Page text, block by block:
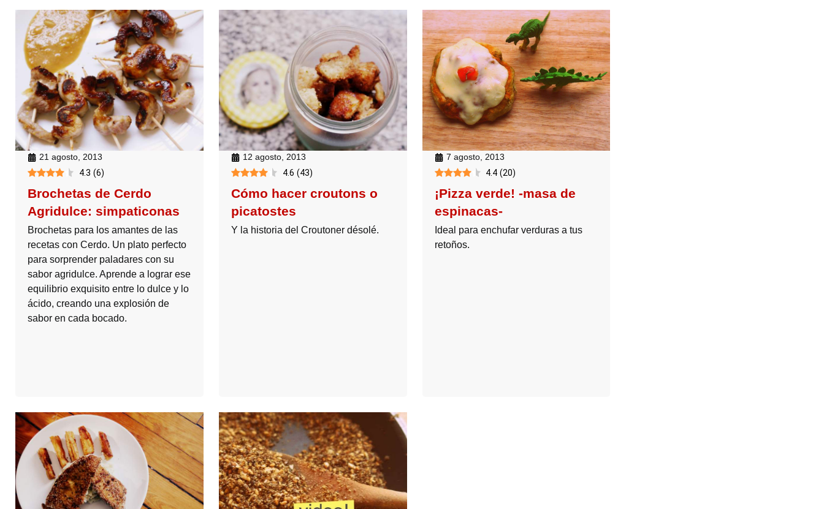
21 agosto, 2013
4.3 (6)
Brochetas de Cerdo
Agridulce: simpaticonas
Brochetas para los amantes de las
recetas con Cerdo. Un plato perfecto
para sorprender paladares con su
sabor agridulce. Aprende a lograr ese
equilibrio exquisito entre lo dulce y lo
ácido, creando una explosión de
sabor en cada bocado.
12 agosto, 2013
4.6 (43)
Cómo hacer croutons o
picatostes
Y la historia del Croutoner désolé.
7 agosto, 2013
4.4 (20)
¡Pizza verde! -masa de
espinacas-
Ideal para enchufar verduras a tus
retoños.